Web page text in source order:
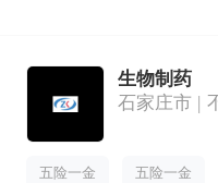
生物制药
石家庄市
五险一金 五险一金